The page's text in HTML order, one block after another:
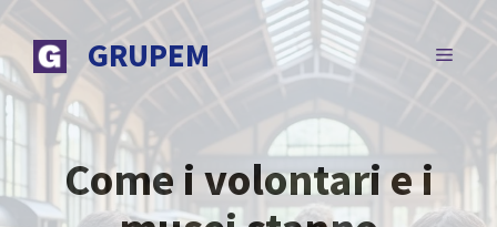
contenuto
GRUPEM MENU
Come i volontari e i